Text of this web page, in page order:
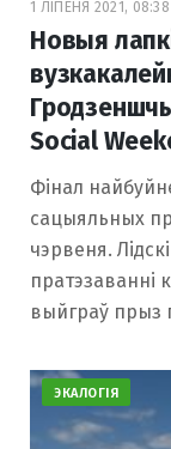
1 ЛІПЕНЯ 2021, 08:38
Новыя
Social
Фінал
сацыяльных
чэрвеня.
пратэзаванні
выйграў прыз
ЭКАЛОГІЯ